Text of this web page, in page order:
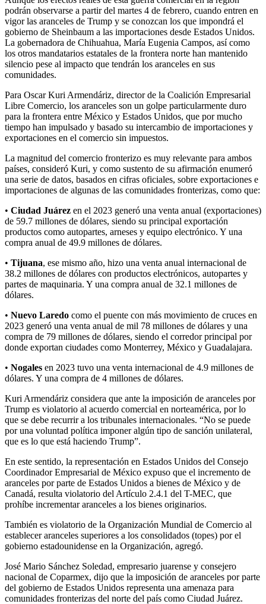
podrán observarse a partir del martes 4 de febrero, cuando entren en
vigor las aranceles de Trump y se conozcan los que impondrá el
gobierno de Sheinbaum a las importaciones desde Estados Unidos.
La gobernadora de Chihuahua, María Eugenia Campos, así como
los otros mandatarios estatales de la frontera norte han mantenido
silencio pese al impacto que tendrán los aranceles en sus
comunidades.
Para Oscar Kuri Armendáriz, director de la Coalición Empresarial
Libre Comercio, los aranceles son un golpe particularmente duro
para la frontera entre México y Estados Unidos, que por mucho
tiempo han impulsado y basado su intercambio de importaciones y
exportaciones en el comercio sin impuestos.
La magnitud del comercio fronterizo es muy relevante para ambos
países, consideró Kuri, y como sustento de su afirmación enumeró
una serie de datos, basados en cifras oficiales, sobre exportaciones e
importaciones de algunas de las comunidades fronterizas, como que:
• Ciudad Juárez en el 2023 generó una venta anual (exportaciones)
de 59.7 millones de dólares, siendo su principal exportación
productos como autopartes, arneses y equipo electrónico. Y una
compra anual de 49.9 millones de dólares.
• Tijuana, ese mismo año, hizo una venta anual internacional de
38.2 millones de dólares con productos electrónicos, autopartes y
partes de maquinaria. Y una compra anual de 32.1 millones de
dólares.
• Nuevo Laredo como el puente con más movimiento de cruces en
2023 generó una venta anual de mil 78 millones de dólares y una
compra de 79 millones de dólares, siendo el corredor principal por
donde exportan ciudades como Monterrey, México y Guadalajara.
• Nogales en 2023 tuvo una venta internacional de 4.9 millones de
dólares. Y una compra de 4 millones de dólares.
Kuri Armendáriz considera que ante la imposición de aranceles por
Trump es violatorio al acuerdo comercial en norteamérica, por lo
que se debe recurrir a los tribunales internacionales. “No se puede
por una voluntad política imponer algún tipo de sanción unilateral,
que es lo que está haciendo Trump”.
En este sentido, la representación en Estados Unidos del Consejo
Coordinador Empresarial de México expuso que el incremento de
aranceles por parte de Estados Unidos a bienes de México y de
Canadá, resulta violatorio del Artículo 2.4.1 del T-MEC, que
prohíbe incrementar aranceles a los bienes originarios.
También es violatorio de la Organización Mundial de Comercio al
establecer aranceles superiores a los consolidados (topes) por el
gobierno estadounidense en la Organización, agregó.
José Mario Sánchez Soledad, empresario juarense y consejero
nacional de Coparmex, dijo que la imposición de aranceles por parte
del gobierno de Estados Unidos representa una amenaza para
comunidades fronterizas del norte del país como Ciudad Juárez.